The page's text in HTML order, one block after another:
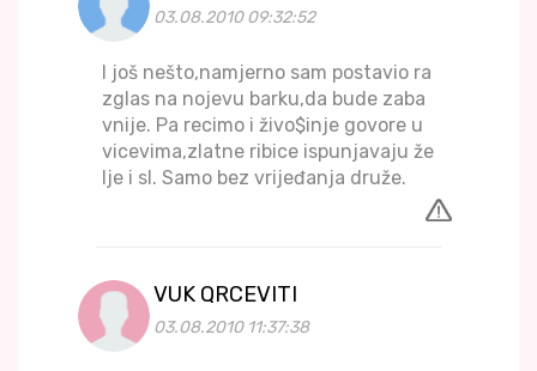
03.08.2010 09:32:52
I još nešto,namjerno sam postavio ra
zglas na nojevu barku,da bude zaba
vnije. Pa recimo i živo$inje govore u
vicevima,zlatne ribice ispunjavaju že
lje i sl. Samo bez vrijeđanja druže.
VUK QRCEVITI
03.08.2010 11:37:38